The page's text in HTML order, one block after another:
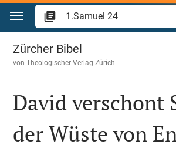
Zum Inhalt springen
1.Samuel 24
Zürcher Bibel
vonTheologischer Verlag Zürich
David verschont
der Wüste von